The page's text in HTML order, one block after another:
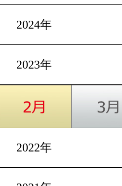
2024年
2023年
2022年